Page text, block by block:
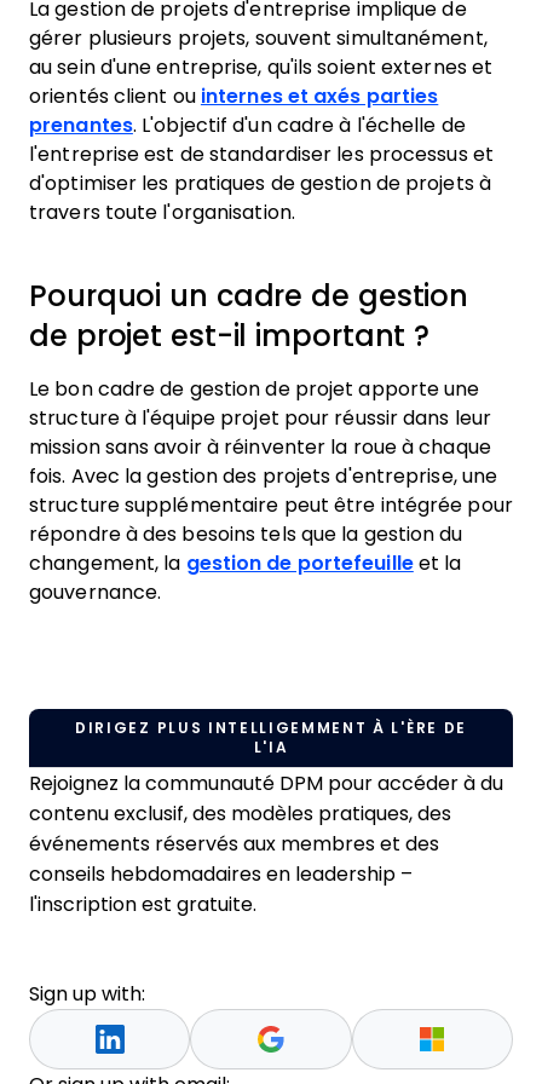
La gestion de projets d'entreprise implique de
gérer plusieurs projets, souvent simultanément,
au sein d'une entreprise, qu'ils soient externes et
orientés client ou internes et axés parties
prenantes. L'objectif d'un cadre à l'échelle de
l'entreprise est de standardiser les processus et
d'optimiser les pratiques de gestion de projets à
travers toute l'organisation.
Pourquoi un cadre de gestion
de projet est-il important ?
Le bon cadre de gestion de projet apporte une
structure à l'équipe projet pour réussir dans leur
mission sans avoir à réinventer la roue à chaque
fois. Avec la gestion des projets d'entreprise, une
structure supplémentaire peut être intégrée pour
répondre à des besoins tels que la gestion du
changement, la gestion de portefeuilleet la
gouvernance.
DIRIGEZ PLUS INTELLIGEMMENT À L'ÈRE DE
L'IA
Rejoignez la communauté DPM pour accéder à du
contenu exclusif, des modèles pratiques, des
événements réservés aux membres et des
conseils hebdomadaires en leadership –
l'inscription est gratuite.
Sign up with: